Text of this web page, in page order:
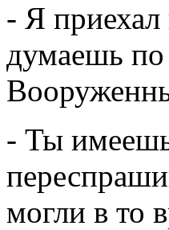
- Я приехал
думаешь
- Ты
могли в то